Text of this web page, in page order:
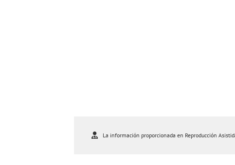
La información proporcionada en Reproducción